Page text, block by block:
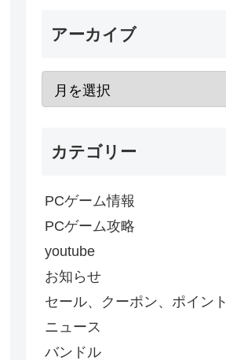
アーカイブ
カテゴリー
PCゲーム情報
PCゲーム攻略
youtube
お知らせ
セール、クーポン、ポイント
ニュース
バンドル